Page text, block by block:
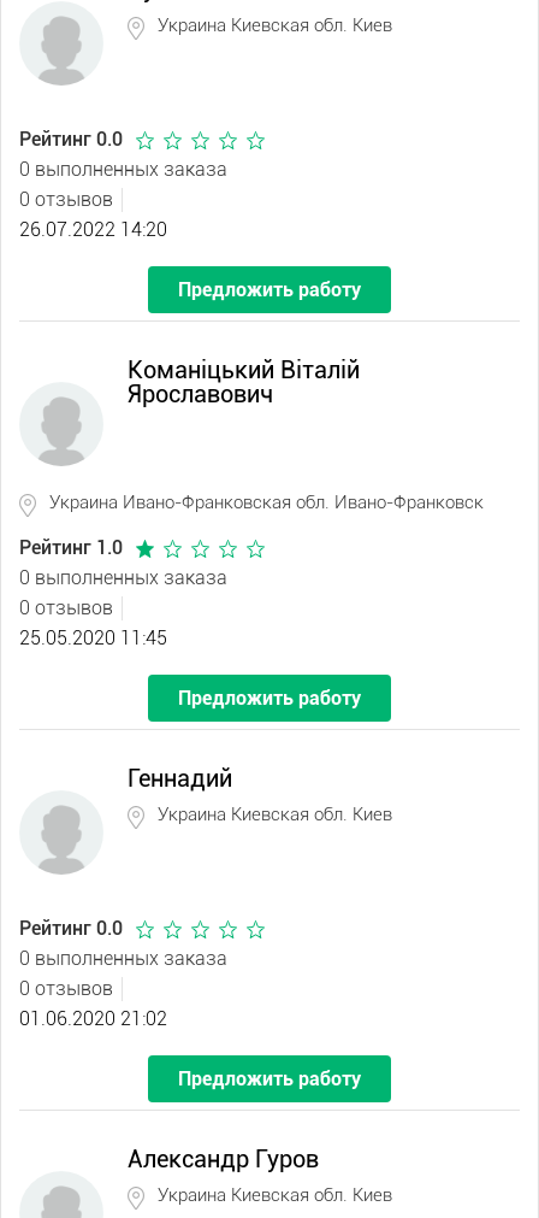
Украина Киевская обл. Киев
Рейтинг 0.0
0 выполненных заказа
0 отзывов
26.07.2022 14:20
Предложить работу
Команіцький Віталій
Ярославович
Украина Ивано-Франковская обл. Ивано-Франковск
Рейтинг 1.0
0 выполненных заказа
0 отзывов
25.05.2020 11:45
Предложить работу
Геннадий
Украина Киевская обл. Киев
Рейтинг 0.0
0 выполненных заказа
0 отзывов
01.06.2020 21:02
Предложить работу
Александр Гуров
Украина Киевская обл. Киев